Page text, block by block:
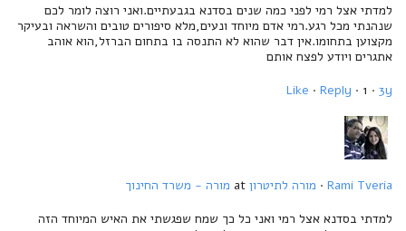
למדתי אצל רמי לפני כמה שנים בסדנא בגבעתיים.ואני רוצה לומר לכם
שנהנתי מכל רגע.רמי אדם מיוחד ונעים,מלא סיפורים טובים והשראה ובעיקר
מקצוען בתחומו.אין דבר שהוא לא התנסה בו בתחום הברזל,הוא אוהב
אתגרים ויודע לפצח אותם
Like · Reply · 1 · 3y
Rami Tveria
· מורה לתיטרון
מורה - משרד החינוך
למדתי בסדנא אצל רמי ואני כל כך שמח שפגשתי את האיש המיוחד הזה